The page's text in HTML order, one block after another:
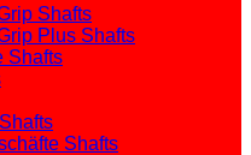
Shafts
Plus Shafts
Shafts
Shafts